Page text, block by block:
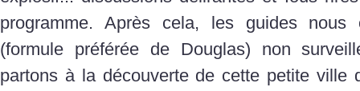
programme. Après cela, les guides
(formule préférée de Douglas) non
partons à la découverte de cette petite ville